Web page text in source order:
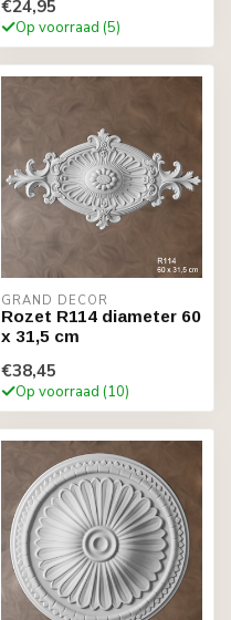
€24,95
Op voorraad (5)
GRAND DECOR
Rozet R114 diameter 60
x 31,5 cm
€38,45
Op voorraad (10)